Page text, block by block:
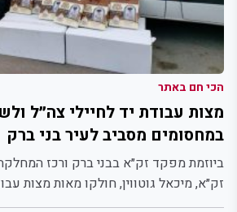
הכי חם באתר
מצות עבודת יד לחיילי צה״ל
במחסומים מסביב לעיר בני ברק
ביוזמת מפקד זק״א בבני ברק ורכז
זק״א, מיכאל גוטווין, חולקו מאות מצות